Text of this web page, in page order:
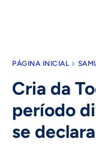
PÁGINA INICIAL
Cria da
período
se